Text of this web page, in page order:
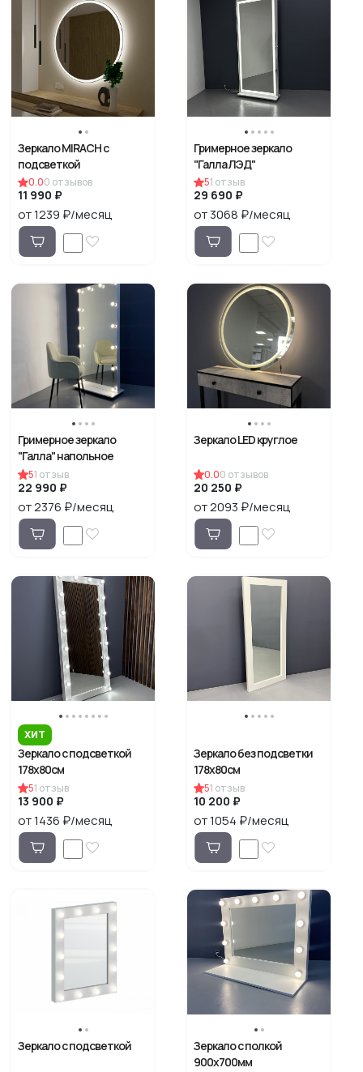
Зеркало MIRACH с
подсветкой
0.00 отзывов
11 990 ₽
от 1239 ₽/месяц
Гримерное зеркало
"Галла ЛЭД"
51 отзыв
29 690 ₽
от 3068 ₽/месяц
Гримерное зеркало
"Галла" напольное
51 отзыв
22 990 ₽
от 2376 ₽/месяц
Зеркало LED круглое
0.00 отзывов
20 250 ₽
от 2093 ₽/месяц
ХИТ
Зеркало с подсветкой
178х80см
51 отзыв
13 900 ₽
от 1436 ₽/месяц
Зеркало без подсветки
178х80см
51 отзыв
10 200 ₽
от 1054 ₽/месяц
Зеркало с подсветкой
Зеркало с полкой
900х700мм